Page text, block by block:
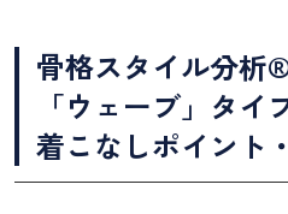
メンズ下着
ジュニア・ティーンズ下着
メンズファッション
メンズ下着
家電・雑貨すべて
家電
寝具・インテリア・家具
寝具・インテリア・家具通販す
美容・健康
メンズ下着
ジュニア・ティーンズ下着
メンズ下着
家電
キッチン・雑貨・日用品
寝具・インテリア・家具通販す
家具・収納
美容・健康
美容・健康通販すべて
制服・スクール
骨格スタイル分析
「ウェーブ」タイ
着こなしポイント